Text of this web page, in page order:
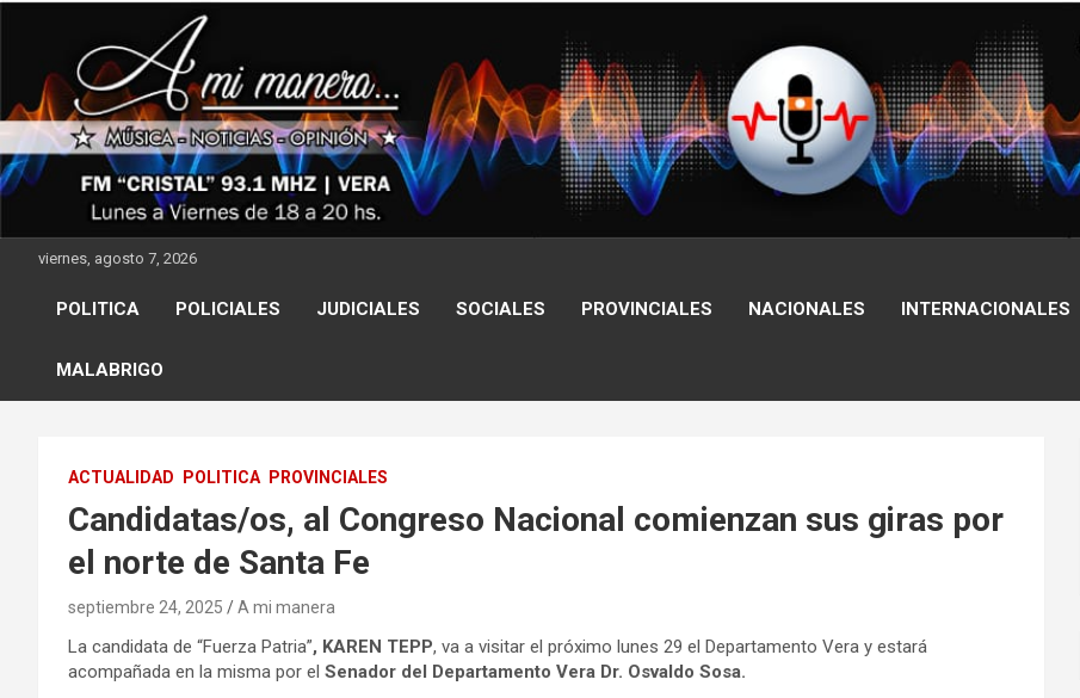
Skip
viernes, agosto 7, 2026
POLITICA POLICIALES JUDICIALES SOCIALES PROVINCIALES NACIONALES INTERNACIONALES
MALABRIGO
ACTUALIDAD POLITICA PROVINCIALES
Candidatas/os, al Congreso Nacional comienzan sus giras por
el norte de Santa Fe
septiembre 24, 2025 A mi manera
La candidata de “Fuerza Patria”, KAREN TEPP, va a visitar el próximo lunes 29 el Departamento Vera y estará
acompañada en la misma por el Senador del Departamento Vera Dr. Osvaldo Sosa.